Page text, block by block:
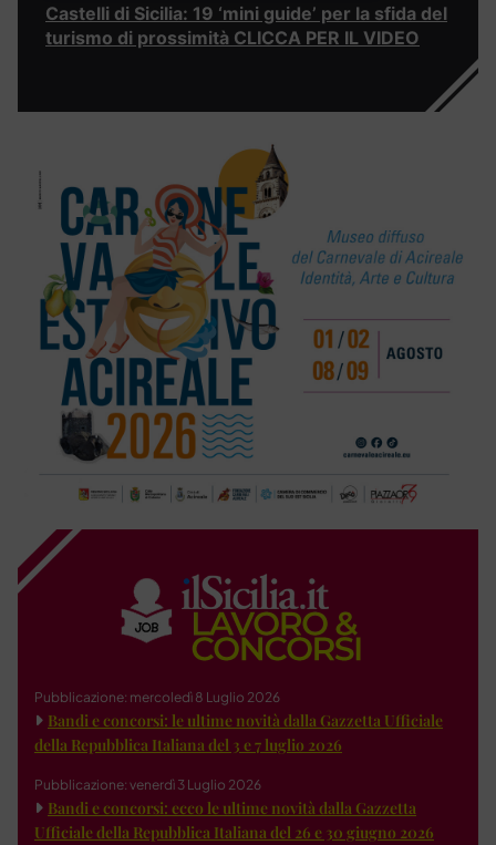
Castelli di Sicilia: 19 ‘mini guide’ per la sfida del
turismo di prossimità CLICCA PER IL VIDEO
Pubblicazione: mercoledì 8 Luglio 2026
Bandi e concorsi: le ultime novità dalla Gazzetta Ufficiale
della Repubblica Italiana del 3 e 7 luglio 2026
Pubblicazione: venerdì 3 Luglio 2026
Bandi e concorsi: ecco le ultime novità dalla Gazzetta
Ufficiale della Repubblica Italiana del 26 e 30 giugno 2026